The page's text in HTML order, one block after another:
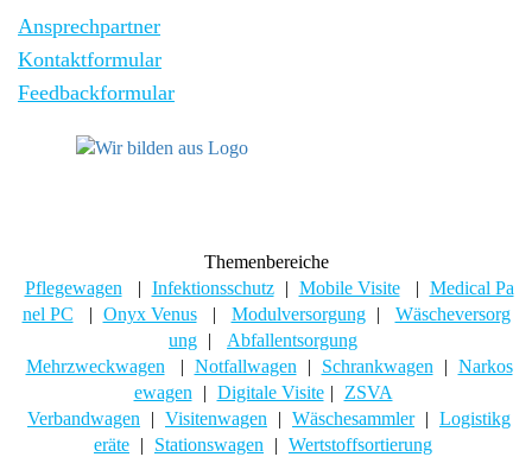
Ansprechpartner
Kontaktformular
Feedbackformular
Themenbereiche
Pflegewagen
| Infektionsschutz | Mobile Visite | Medical Pa
nel PC
| Onyx Venus | Modulversorgung |
Wäscheversorg
ung |
Abfallentsorgung
Mehrzweckwagen
| Notfallwagen | Schrankwagen | Narkos
ewagen
| Digitale Visite |
ZSVA
Verbandwagen
| Visitenwagen | Wäschesammler | Logistikg
eräte | Stationswagen | Wertstoffsortierung